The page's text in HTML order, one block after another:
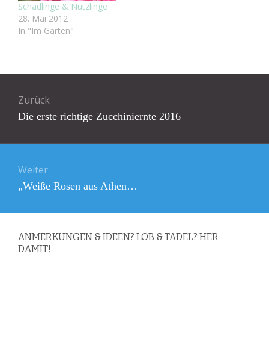
Schädlinge & Nützlinge
28. Mai 2012
In "Im Garten"
Zurück
Vorheriger
Die erste richtige Zucchiniernte 2016
Weiter
Nächster
„Weiße Rosen aus Athen…
ANMERKUNGEN & IDEEN? LOB & TADEL? HER
DAMIT!